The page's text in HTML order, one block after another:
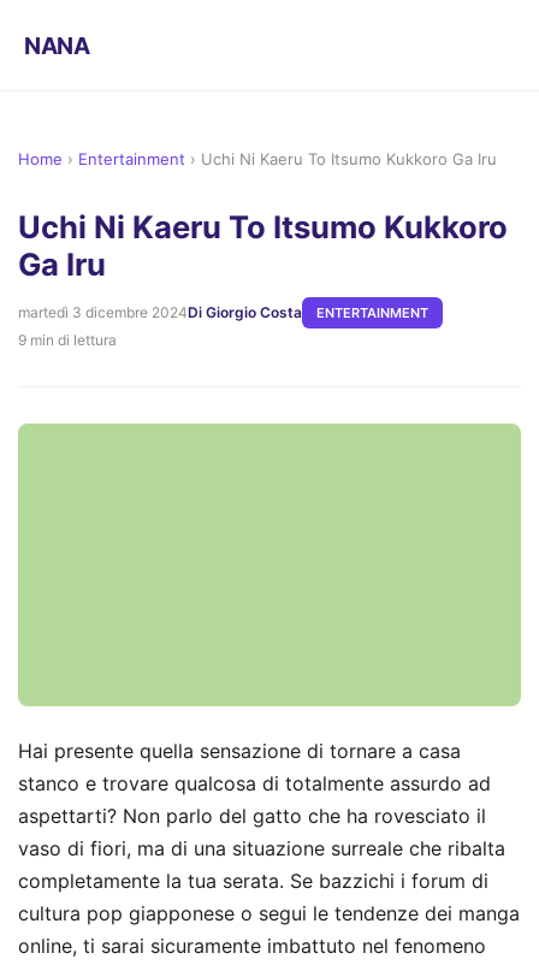
NANA
Home › Entertainment › Uchi Ni Kaeru To Itsumo Kukkoro Ga Iru
Uchi Ni Kaeru To Itsumo Kukkoro
Ga Iru
martedì 3 dicembre 2024Di Giorgio Costa ENTERTAINMENT
9 min di lettura
Hai presente quella sensazione di tornare a casa
stanco e trovare qualcosa di totalmente assurdo ad
aspettarti? Non parlo del gatto che ha rovesciato il
vaso di fiori, ma di una situazione surreale che ribalta
completamente la tua serata. Se bazzichi i forum di
cultura pop giapponese o segui le tendenze dei manga
online, ti sarai sicuramente imbattuto nel fenomeno